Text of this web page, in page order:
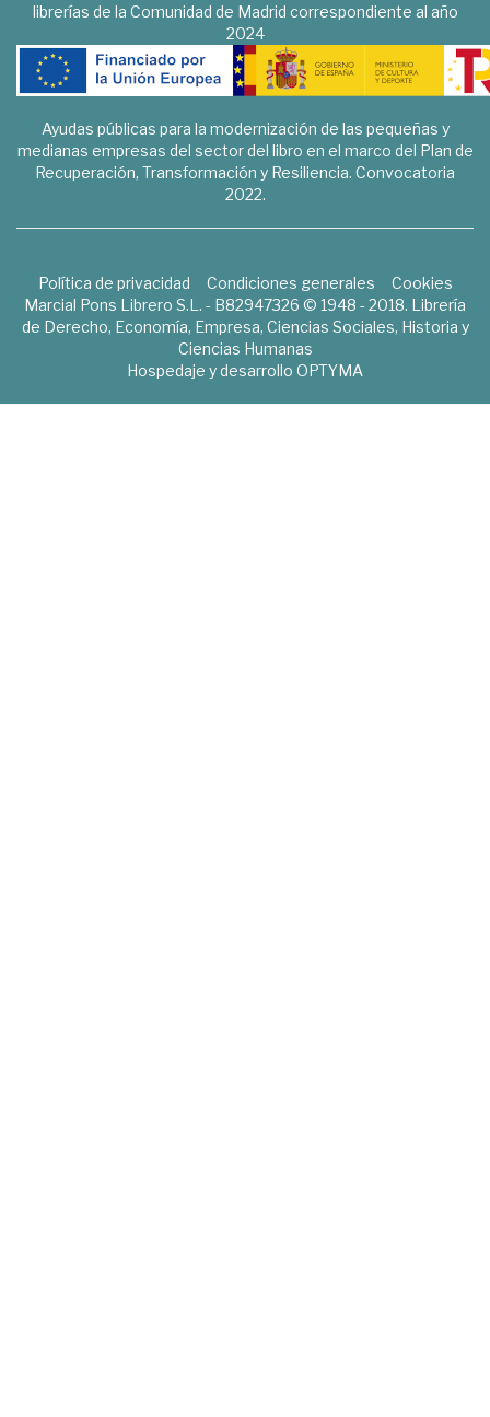
librerías de la Comunidad de Madrid correspondiente al año
2024
Ayudas públicas para la modernización de las pequeñas y
medianas empresas del sector del libro en el marco del Plan de
Recuperación, Transformación y Resiliencia. Convocatoria
2022.
Política de privacidad Condiciones generales
Cookies
Marcial Pons Librero S.L. - B82947326 © 1948 - 2018. Librería
de Derecho, Economía, Empresa, Ciencias Sociales, Historia y
Ciencias Humanas
Hospedaje y desarrollo OPTYMA